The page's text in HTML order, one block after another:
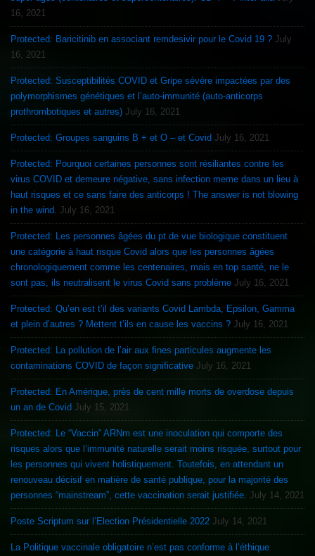
16, 2021
Protected: Baricitinib en associant remdesivir pour le Covid 19 ? July
16, 2021
Protected: Susceptibilités COVID et Gripe sévère impactées par des
polymorphismes génétiques et l’auto-immunité (auto-anticorps
prothrombotiques et autres) July 16, 2021
Protected: Groupes sanguins B + et O – et Covid July 16, 2021
Protected: Pourquoi certaines personnes sont résiliantes contre les
virus COVID et demeure négative, sans infection meme dans un lieu à
haut risques et ce sans faire des anticorps ! The answer is not blowing
in the wind. July 16, 2021
Protected: Les personnes âgées du pt de vue biologique constituent
une catégorie à haut risque Covid alors que les personnes âgées
chronologiquement comme les centenaires, mais en top santé, ne le
sont pas, ils neutralisent le virus Covid sans problème July 16, 2021
Protected: Qu’en est t’il des variants Covid Lambda, Epsilon, Gamma
et plein d’autres ? Mettent t’ils en cause les vaccins ? July 16, 2021
Protected: La pollution de l’air aux fines particules augmente les
contaminations COVID de façon significative July 16, 2021
Protected: En Amérique, près de cent mille morts de overdose depuis
un an de Covid July 15, 2021
Protected: Le “Vaccin” ARNm est une inoculation qui comporte des
risques alors que l’immunité naturelle serait moins risquée, surtout pour
les personnes qui vivent holistiquement. Toutefois, en attendant un
renouveau décisif en matière de santé publique, pour la majorité des
personnes “mainstream”, cette vaccination serait justifiée. July 14, 2021
Poste Scriptum sur l’Election Présidentielle 2022 July 14, 2021
La Politique vaccinale obligatoire n’est pas conforme à l’éthique